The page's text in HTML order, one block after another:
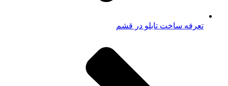
تعرفه ساخت تابلو در قشم